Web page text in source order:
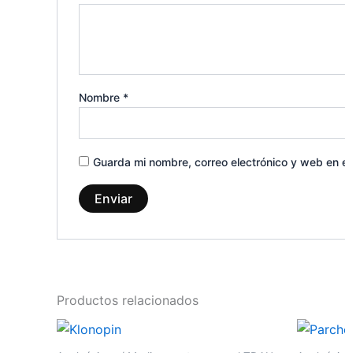
Nombre *
Guarda mi nombre, correo electrónico y web
Productos relacionados
producto